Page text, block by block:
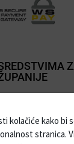
kolačiće kako bi
stranica.